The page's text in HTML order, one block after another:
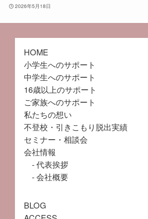
2026年5月18日
BLOG
HOME
小学生へのサポート
中学生へのサポート
16歳以上のサポート
ご家族へのサポート
私たちの想い
不登校・引きこもり脱出実績
セミナー・相談会
会社情報
代表挨拶
会社概要